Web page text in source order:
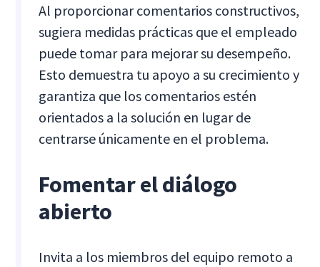
Al proporcionar comentarios constructivos,
sugiera medidas prácticas que el empleado
puede tomar para mejorar su desempeño.
Esto demuestra tu apoyo a su crecimiento y
garantiza que los comentarios estén
orientados a la solución en lugar de
centrarse únicamente en el problema.
Fomentar el diálogo
abierto
Invita a los miembros del equipo remoto a